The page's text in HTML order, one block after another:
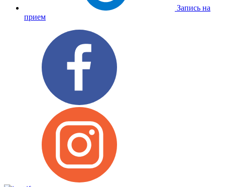
Запись на
прием